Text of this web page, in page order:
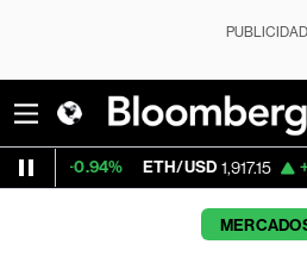
PUBLICIDAD
ETH/USD 1,917.15 +0.59% Visa